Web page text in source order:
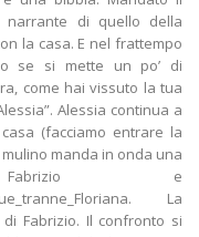
narrante di quello della
la casa. E nel frattempo
se si mette un po’ di
come hai vissuto la tua
Alessia continua a
(facciamo entrare la
manda in onda una
e
La
Fabrizio. Il confronto si